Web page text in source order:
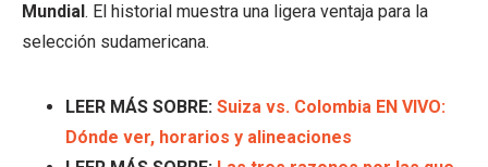
Mundial. El historial muestra una ligera ventaja para la
selección sudamericana.
LEER MÁS SOBRE: Suiza vs. Colombia EN VIVO:
Dónde ver, horarios y alineaciones